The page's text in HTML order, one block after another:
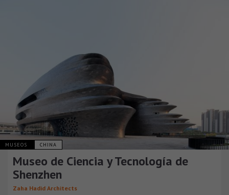
MUSEOS CHINA
Museo de Ciencia y Tecnología de
Shenzhen
Zaha Hadid Architects